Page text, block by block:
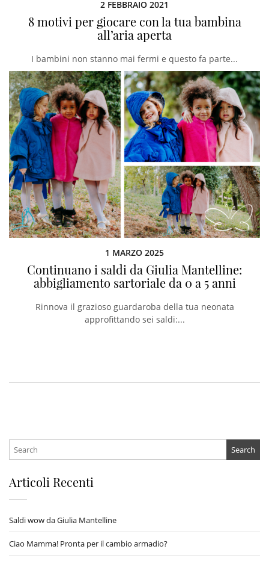
2 FEBBRAIO 2021
8 motivi per giocare con la tua bambina
all’aria aperta
I bambini non stanno mai fermi e questo fa parte...
1 MARZO 2025
Continuano i saldi da Giulia Mantelline:
abbigliamento sartoriale da 0 a 5 anni
Rinnova il grazioso guardaroba della tua neonata
approfittando sei saldi:...
for:
Articoli Recenti
Saldi wow da Giulia Mantelline
Ciao Mamma! Pronta per il cambio armadio?